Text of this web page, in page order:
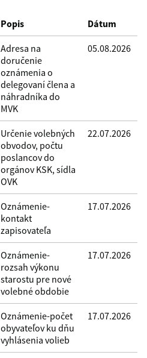
Popis Dátum
Adresa na
doručenie
oznámenia o
delegovaní člena a
náhradníka do
MVK
05.08.2026
Určenie volebných
obvodov, počtu
poslancov do
orgánov KSK, sídla
OVK
22.07.2026
Oznámenie-
kontakt
zapisovateľa
17.07.2026
Oznámenie-
rozsah výkonu
starostu pre nové
volebné obdobie
17.07.2026
Oznámenie-počet
obyvateľov ku dňu
vyhlásenia volieb
17.07.2026